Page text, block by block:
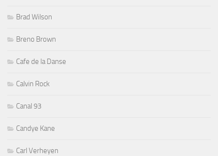
Brad Wilson
Breno Brown
Cafe de la Danse
Calvin Rock
Canal 93
Candye Kane
Carl Verheyen